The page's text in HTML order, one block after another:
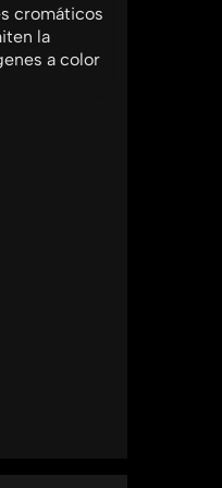
cromáticos
la
a color